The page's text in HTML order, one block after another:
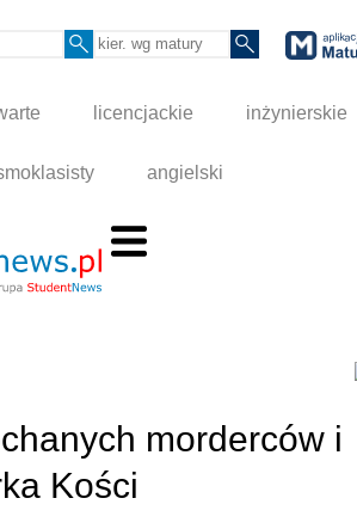
licencjackie inżynierskie
angielski
morderców i
Kości